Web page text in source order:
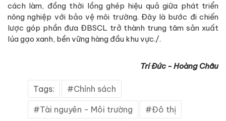
cách làm, đồng thời lồng ghép hiệu quả giữa phát triển
nông nghiệp với bảo vệ môi trường. Đây là bước đi chiến
lược góp phần đưa ĐBSCL trở thành trung tâm sản xuất
lúa gạo xanh, bền vững hàng đầu khu vực./.
Trí Đức - Hoàng Châu
Tags: Chính sách
Tài nguyên - Môi trường Đô thị